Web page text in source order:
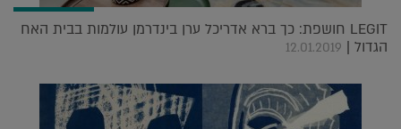
LEGIT חושפת: כך ברא אדריכל ערן בינדרמן עולמות בבית האח
הגדול | 12.01.2019